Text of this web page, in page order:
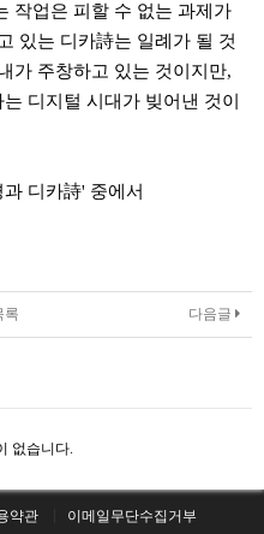
작업은 피할 수 없는 과제가
있는 디카詩는 일례가 될 것
가 주창하고 있는 것이지만,
디지털 시대가 빚어낸 것이
디카詩' 중에서
다음글
없습니다.
약관 이메일무단수집거부